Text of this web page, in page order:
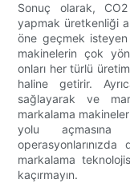
Sonuç olarak,
yapmak üretkenliği
öne geçmek isteyen
makinelerin çok
onları her türlü
haline getirir.
sağlayarak ve
markalama
yolu açmasına
markalama
kaçırmayın.